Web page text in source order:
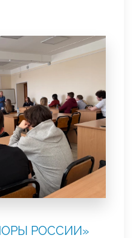
РОССИИ»